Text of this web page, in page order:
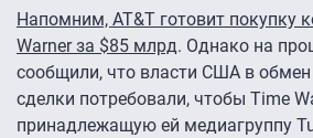
Напомним, AT&T готовит покупку
Warner за $85 млрд. Однако на
сообщили, что власти США в обмен
сделки потребовали, чтобы Time
принадлежащую ей медиагруппу